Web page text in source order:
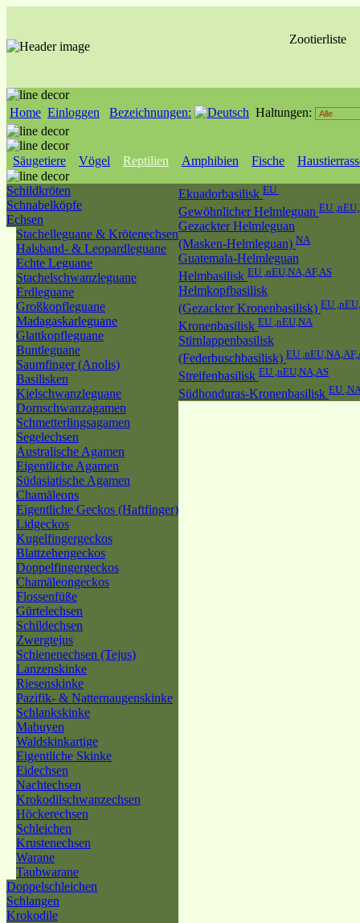
Zootierliste
Home Einloggen Bezeichnungen: Haltungen:
Säugetiere Vögel Reptilien Amphibien Fische
Schildkröten
Schnabelköpfe
Echsen
Stachelleguane & Krötenechsen
Halsband- & Leopardleguane
Echte Leguane
Stachelschwanzleguane
Erdleguane
Großkopfleguane
Madagaskarleguane
Glattkopfleguane
Buntleguane
Saumfinger (Anolis)
Basilisken
Kielschwanzleguane
Dornschwanzagamen
Schmetterlingsagamen
Segelechsen
Australische Agamen
Eigentliche Agamen
Südasiatische Agamen
Chamäleons
Eigentliche Geckos (Haftfinger)
Lidgeckos
Kugelfingergeckos
Blattzehengeckos
Doppelfingergeckos
Chamäleongeckos
Flossenfüße
Gürtelechsen
Schildechsen
Zwergtejus
Schienenechsen (Tejus)
Lanzenskinke
Riesenskinke
Pazifik- & Natternaugenskinke
Schlankskinke
Mabuyen
Waldskinkartige
Eigentliche Skinke
Eidechsen
Nachtechsen
Krokodilschwanzechsen
Höckerechsen
Schleichen
Krustenechsen
Warane
Taubwarane
Doppelschleichen
Schlangen
Krokodile
Ekuadorbasilisk EU
Gewöhnlicher Helmleguan EU
Gezackter Helmleguan
(Masken-Helmleguan) NA
Guatemala-Helmleguan
Helmbasilisk EU ,nEU,NA,AF,AS
Helmkopfbasilisk
(Gezackter Kronenbasilisk) EU
Kronenbasilisk EU ,nEU,NA
Stirnlappenbasilisk
(Federbuschbasilisk) EU
Streifenbasilisk EU ,nEU,NA,AS
Südhonduras-Kronenbasilisk EU